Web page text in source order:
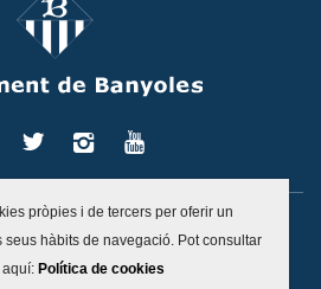
Facebook
Twitter Instagram
Mapa del lloc
Avís legal
de dades
Politica de cookies
d'alertes
pròpies i de tercers per oferir un
hàbits de navegació. Pot consultar
aquí: Política de cookies